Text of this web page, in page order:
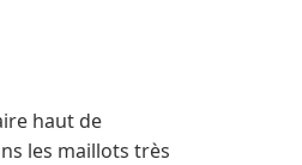
haut de
les maillots très